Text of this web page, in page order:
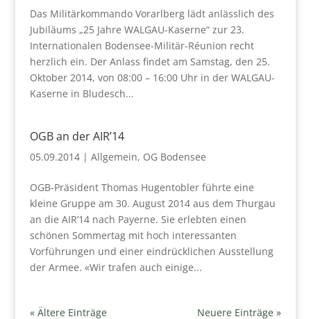
Das Militärkommando Vorarlberg lädt anlässlich des
Jubiläums „25 Jahre WALGAU-Kaserne“ zur 23.
Internationalen Bodensee-Militär-Réunion recht
herzlich ein. Der Anlass findet am Samstag, den 25.
Oktober 2014, von 08:00 – 16:00 Uhr in der WALGAU-
Kaserne in Bludesch...
OGB an der AIR’14
05.09.2014| Allgemein, OG Bodensee
OGB-Präsident Thomas Hugentobler führte eine
kleine Gruppe am 30. August 2014 aus dem Thurgau
an die AIR’14 nach Payerne. Sie erlebten einen
schönen Sommertag mit hoch interessanten
Vorführungen und einer eindrücklichen Ausstellung
der Armee. «Wir trafen auch einige...
« Ältere Einträge
Neuere Einträge »